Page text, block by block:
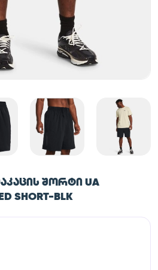
ᲨᲝᲠᲢᲘ UA
SHORT-BLK